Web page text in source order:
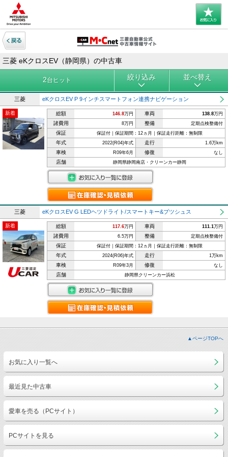
三菱 eKクロスEV（静岡県）の中古車
2台ヒット 絞り込み 並べ替え
三菱 eKクロスEV P 9インチスマートフォン連携ナビゲーション
新着 総額 146.8万円 車両 138.8万円
諸費用 8万円 整備 定期点検整備付
保証 保証付｜保証期間：12ヵ月｜保証走行距離：無制限
年式 2022(R04)年式 走行 1.6万km
車検 R09年6月 修復 なし
店舗 静岡県静岡南店・クリーンカー静岡
三菱 eKクロスEV G LEDヘツドライト/スマートキー&プツシュス
新着 総額 117.6万円 車両 111.1万円
諸費用 6.5万円 整備 定期点検整備付
保証 保証付｜保証期間：12ヵ月｜保証走行距離：無制限
年式 2024(R06)年式 走行 1万km
車検 R09年3月 修復 なし
店舗 静岡県クリーンカー浜松
▲ページTOPへ
お気に入り一覧へ
最近見た中古車
愛車を売る（PCサイト）
PCサイトを見る